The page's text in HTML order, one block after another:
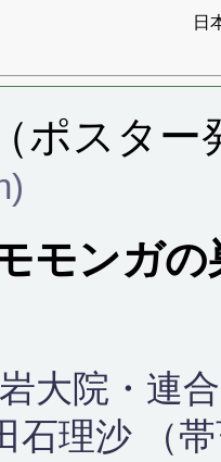
日
ポスタ
モンガ
大院・連
石理沙 （